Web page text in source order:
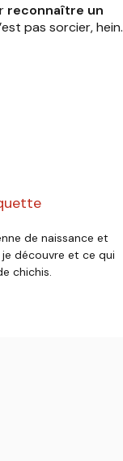
reconnaître un
pas sorcier, hein.
de naissance et
découvre et ce qui
chichis.